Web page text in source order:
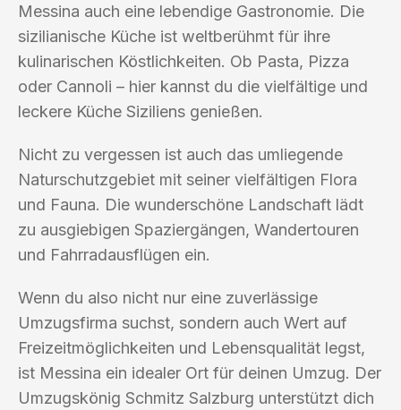
Messina auch eine lebendige Gastronomie. Die
sizilianische Küche ist weltberühmt für ihre
kulinarischen Köstlichkeiten. Ob Pasta, Pizza
oder Cannoli – hier kannst du die vielfältige und
leckere Küche Siziliens genießen.
Nicht zu vergessen ist auch das umliegende
Naturschutzgebiet mit seiner vielfältigen Flora
und Fauna. Die wunderschöne Landschaft lädt
zu ausgiebigen Spaziergängen, Wandertouren
und Fahrradausflügen ein.
Wenn du also nicht nur eine zuverlässige
Umzugsfirma suchst, sondern auch Wert auf
Freizeitmöglichkeiten und Lebensqualität legst,
ist Messina ein idealer Ort für deinen Umzug. Der
Umzugskönig Schmitz Salzburg unterstützt dich